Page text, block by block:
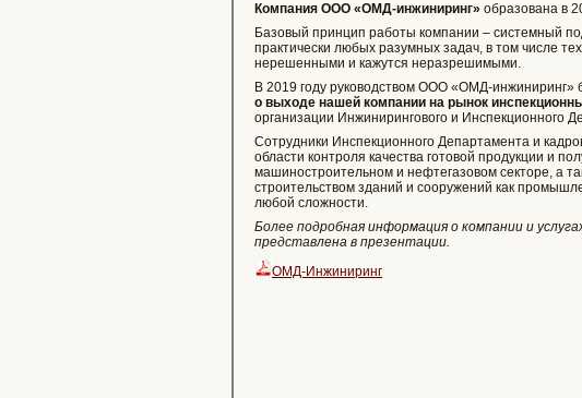
Компания ООО «ОМД-инжиниринг» образована в
Базовый принцип работы компании – системный
практически любых разумных задач, в том числе
нерешенными и кажутся неразрешимыми.
В 2019 году руководством ООО «ОМД-инжиниринг»
о выходе нашей компании на рынок
организации Инжинирингового и Инспекционного
Сотрудники Инспекционного Департамента и
области контроля качества готовой продукции и
машиностроительном и нефтегазовом секторе, а
строительством зданий и сооружений как
любой сложности.
Более подробная информация о компании и
представлена в презентации.
ОМД-Инжиниринг